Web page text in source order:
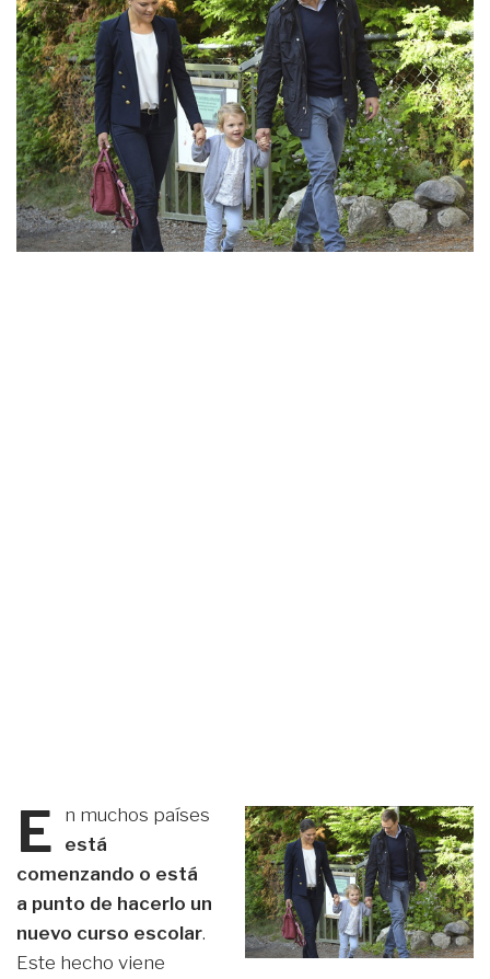
E
n muchos países
está
comenzando o está
a punto de hacerlo un
nuevo curso escolar.
Este hecho viene